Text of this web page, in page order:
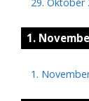
29. Oktober
1.
1.